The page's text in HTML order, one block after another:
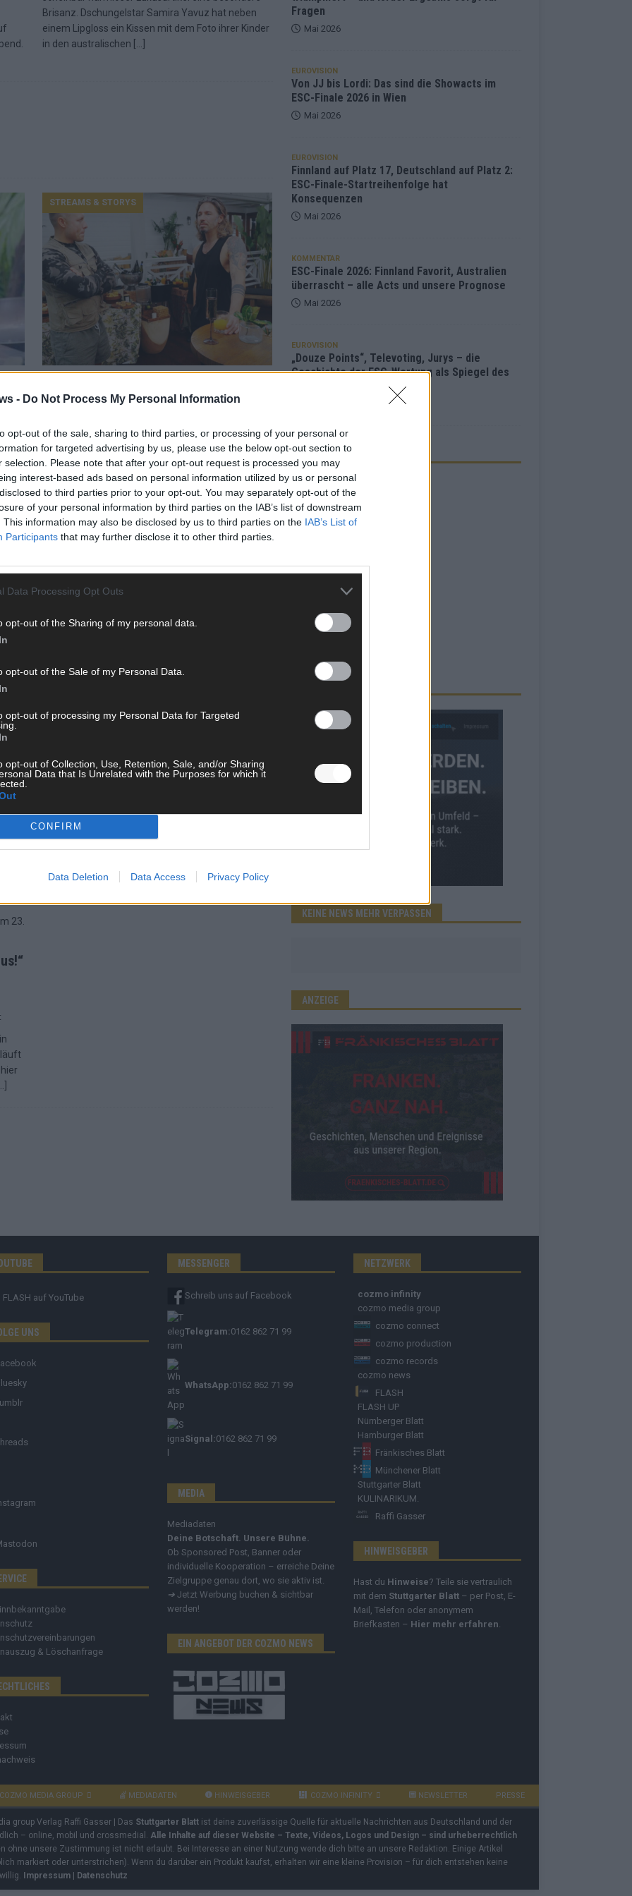
- Do Not Process My Personal Information
opt-out of the sale, sharing to third parties, or processing of your personal or
for targeted advertising by us, please use the below opt-out section to
selection. Please note that after your opt-out request is processed you may
interest-based ads based on personal information utilized by us or personal
to third parties prior to your opt-out. You may separately opt-out of the
of your personal information by third parties on the IAB’s list of downstream
This information may also be disclosed by us to third parties on the IAB’s List of
Participants that may further disclose it to other third parties.
Data Processing Opt Outs
opt-out of the Sharing of my personal data.
opt-out of the Sale of my Personal Data.
opt-out of processing my Personal Data for Targeted
opt-out of Collection, Use, Retention, Sale, and/or Sharing
Data that Is Unrelated with the Purposes for which it
CONFIRM
Data Deletion Data Access Privacy Policy
Brisanz. Dschungelstar Samira Yavuz hat neben
einem Lipgloss ein Kissen mit dem Foto ihrer Kinder
in den australischen
mich
STREAMS & STORYS
Dschungelcamp startet mit Spaltung
Januar 2026 Redaktion | Stuttgarter Blatt
Der Kampf um die Dschungelkrone hat begonnen.
„Ich bin ein Star – Holt mich hier raus!“ startet mit
zwölf Teilnehmern, die zu Beginn auf zwei Lager
verteilt werden. Neben dem bekannten Hauptcamp
beziehen fünf Stars […]
hier
STREAMS & STORYS
Dschungelcamp 2026: Diese zwölf
bin ein Star – Holt mich hier raus! stellen sich
2026, heißt es[…]
läuft
Fragen
Mai 2026
EUROVISION
Von JJ bis Lordi: Das sind die Showacts im
ESC-Finale 2026 in Wien
Mai 2026
EUROVISION
Finnland auf Platz 17, Deutschland auf Platz 2:
ESC-Finale-Startreihenfolge hat
Konsequenzen
Mai 2026
KOMMENTAR
ESC-Finale 2026: Finnland Favorit, Australien
überrascht – alle Acts und unsere Prognose
Mai 2026
EUROVISION
„Douze Points“, Televoting, Jurys – die
Geschichte der ESC-Wertung als Spiegel des
ANZEIGE
KEINE NEWS MEHR VERPASSEN
ANZEIGE
FLASH auf YouTube
UNS
& Löschanfrage
MESSENGER
Schreib uns auf Facebook
Telegram:0162 862 71 99
WhatsApp:0162 862 71 99
Signal:0162 862 71 99
MEDIA
Mediadaten
Deine Botschaft. Unsere Bühne.
Ob Sponsored Post, Banner oder
individuelle Kooperation – erreiche Deine
Zielgruppe genau dort, wo sie aktiv ist.
➔ Jetzt Werbung buchen & sichtbar
werden!
EIN ANGEBOT DER COZMO NEWS
NETZWERK
cozmo infinity
cozmo media group
cozmo connect
cozmo production
cozmo records
cozmo news
FLASH
FLASH UP
Nürnberger Blatt
Hamburger Blatt
Fränkisches Blatt
Münchener Blatt
Stuttgarter Blatt
KULINARIKUM.
Raffi Gasser
HINWEISGEBER
Hast du Hinweise? Teile sie vertraulich
mit dem Stuttgarter Blatt – per Post, E-
Mail, Telefon oder anonymem
Briefkasten – Hier mehr erfahren
COZMO MEDIA GROUP MEDIADATEN HINWEISGEBER COZMO INFINITY NEWSLETTER PRESSE
group Verlag Raffi Gasser | Das Stuttgarter Blatt ist deine zuverlässige Quelle für aktuelle Nachrichten aus Deutschland und der
– online, mobil und crossmedial. Alle Inhalte auf dieser Website – Texte, Videos, Logos und Design – sind urheberrechtlich
ohne unsere Zustimmung ist nicht erlaubt. Bei Interesse an einer Nutzung wende dich bitte an unsere Redaktion. Einige Artikel
markiert oder unterstrichen). Wenn du darüber ein Produkt kaufst, erhalten wir eine kleine Provision – für dich entstehen keine
Impressum | Datenschutz